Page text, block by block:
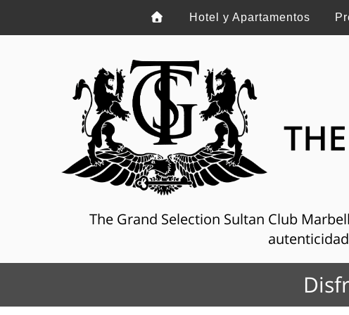
Hotel y Apartamentos
The Grand Selection Sultan Club